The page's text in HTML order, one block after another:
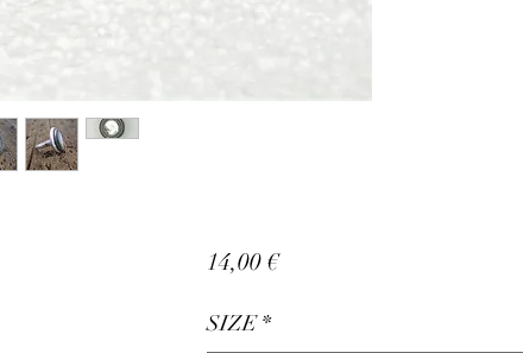
14,00 €Prix
SIZE *